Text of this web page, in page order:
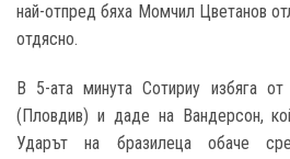
най-отпред бяха Момчил Цветанов
отдясно.
В 5-ата минута Сотириу избяга
(Пловдив) и даде на Вандерсон,
Ударът на бразилеца обаче